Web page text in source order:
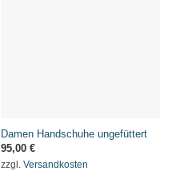
Damen Handschuhe ungefüttert
95,00 €
zzgl. Versandkosten